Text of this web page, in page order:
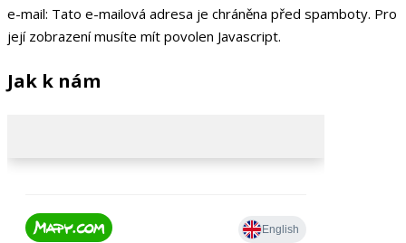
e-mail: Tato e-mailová adresa je chráněna před spamboty. Pro
její zobrazení musíte mít povolen Javascript.
Jak k nám